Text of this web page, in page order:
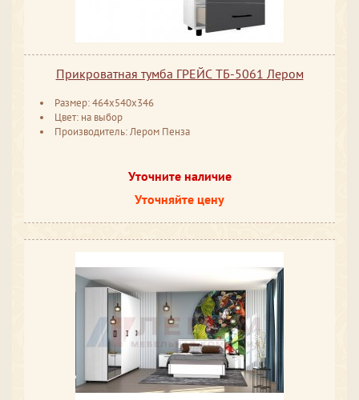
Прикроватная тумба ГРЕЙС ТБ-5061 Лером
Размер: 464х540х346
Цвет: на выбор
Производитель: Лером Пенза
Уточните наличие
Уточняйте цену